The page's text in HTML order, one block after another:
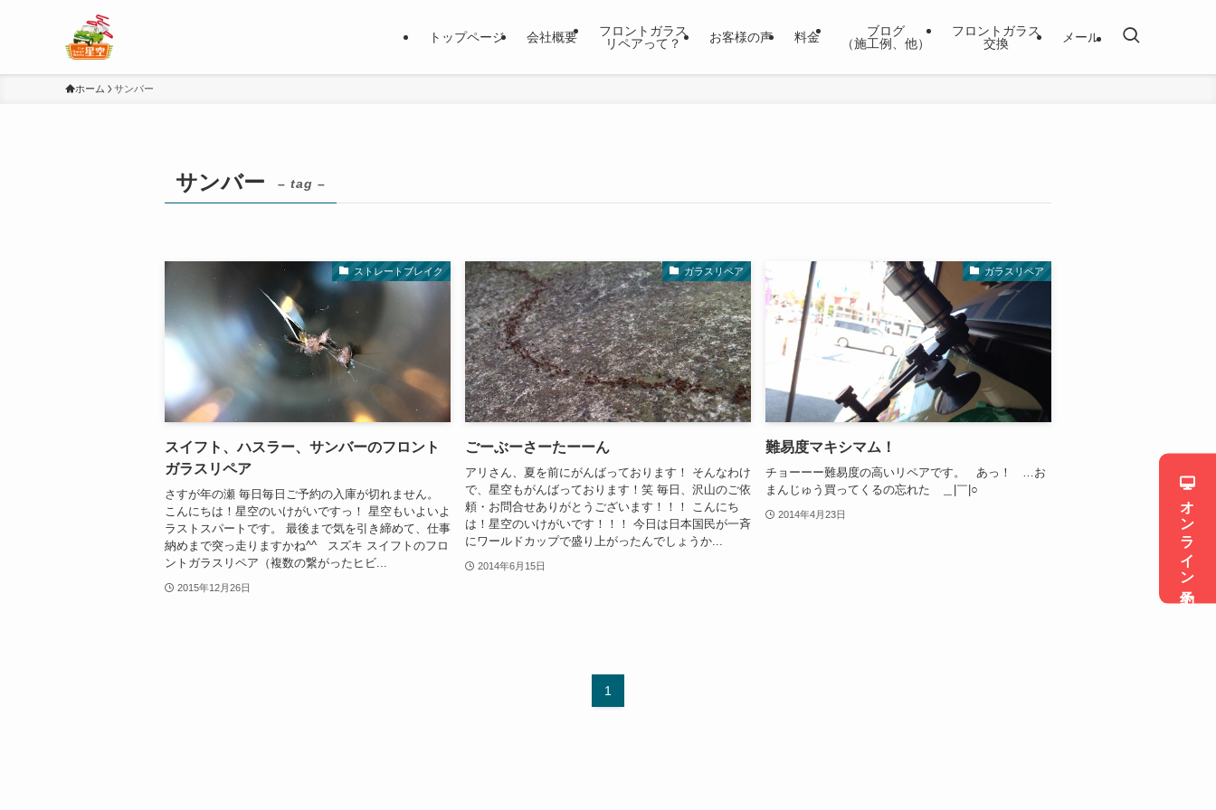
トップページ 会社概要
フロントガラス
リペアって？
お客様の声 料金
ブログ
（施工例、他）
フロントガラス
交換
メール
ホーム サンバー
サンバー – tag –
ストレートブレイク
スイフト、ハスラー、サンバーのフロント
ガラスリペア
さすが年の瀬 毎日毎日ご予約の入庫が切れません。
こんにちは！星空のいけがいですっ！ 星空もいよいよ
ラストスパートです。 最後まで気を引き締めて、仕事
納めまで突っ走りますかね^^ スズキ スイフトのフロ
ントガラスリペア（複数の繋がったヒビ...
2015年12月26日
ガラスリペア
ごーぶーさーたーーん
アリさん、夏を前にがんばっております！ そんなわけ
で、星空もがんばっております！笑 毎日、沢山のご依
頼・お問合せありがとうございます！！！ こんにち
は！星空のいけがいです！！！ 今日は日本国民が一斉
にワールドカップで盛り上がったんでしょうか...
2014年6月15日
ガラスリペア
難易度マキシマム！
チョーーー難易度の高いリペアです。 あっ！ …お
まんじゅう買ってくるの忘れた ＿|￣|○
2014年4月23日
1
オンライン予約